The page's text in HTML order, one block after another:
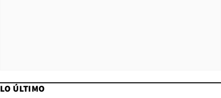
LO ÚLTIMO